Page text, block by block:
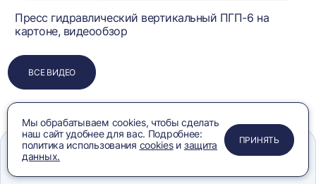
Пресс гидравлический вертикальный ПГП-6 на
картоне, видеообзор
ВСЕ ВИДЕО
ПРИМЕНИТЬ
ЗАКРЫТЬ
ЗАКРЫТЬ
ЗАКРЫТЬ
Мы обрабатываем cookies, чтобы сделать
наш сайт удобнее для вас. Подробнее:
политика использования cookiesи защита
данных.
ПРИНЯТЬ